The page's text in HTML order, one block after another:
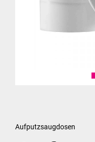
Aufputzsaugdosen